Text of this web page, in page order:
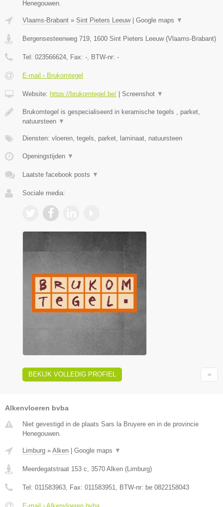
Henegouwen.
Vlaams-Brabant » Sint Pieters Leeuw| Google maps ▼
Bergensesteenweg 719, 1600 Sint Pieters Leeuw(Vlaams-Brabant)
Tel: 023566624, Fax: -, BTW-nr: -
E-mail › Brukomtegel
Website: https://brukomtegel.be/ Screenshot ▼
Brukomtegel is gespecialiseerd in keramische tegels , parket,
natuursteen ▼
Diensten: vloeren, tegels, parket, laminaat, natuursteen
Openingstijden ▼
Laatste facebook posts ▼
Sociale media:
BEKIJK VOLLEDIG PROFIEL
Alkenvloeren bvba
Niet gevestigd in de plaats Sars la Bruyere en in de provincie
Henegouwen.
Limburg » Alken Google maps ▼
Meerdegatstraat 153 c, 3570 Alken (Limburg)
Tel: 011583963, Fax: 011583951, BTW-nr: be 0822158043